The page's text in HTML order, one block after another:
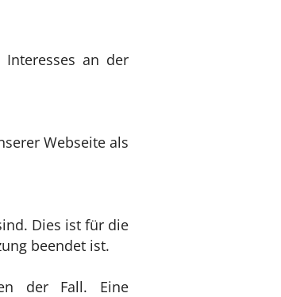
an der
Webseite als
Dies ist für die
beendet ist.
der Fall. Eine